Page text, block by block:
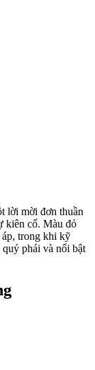
lời mời đơn thuần
kiên cố. Màu đỏ
áp, trong khi kỹ
phái và nổi bật